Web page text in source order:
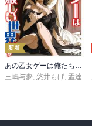
新着
あの乙女ゲーは俺たちに厳しい世界です 6
三嶋与夢, 悠井もげ, 孟達